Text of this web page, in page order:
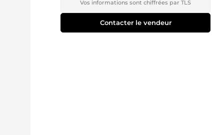
Vos informations sont chiffrées par TLS
Contacter le vendeur